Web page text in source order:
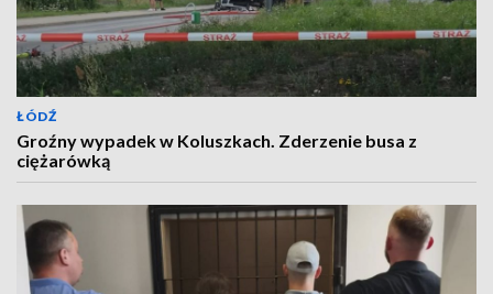
ŁÓDŹ
Groźny wypadek w Koluszkach. Zderzenie busa z
ciężarówką